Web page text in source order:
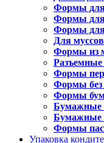
Формы для
Формы для
Формы
Для
Формы из
Формы
Формы без
Формы
Бумажные
Бумажные
Формы
Упаковка